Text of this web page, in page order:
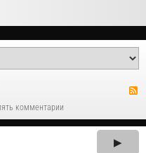
комментарии
▶